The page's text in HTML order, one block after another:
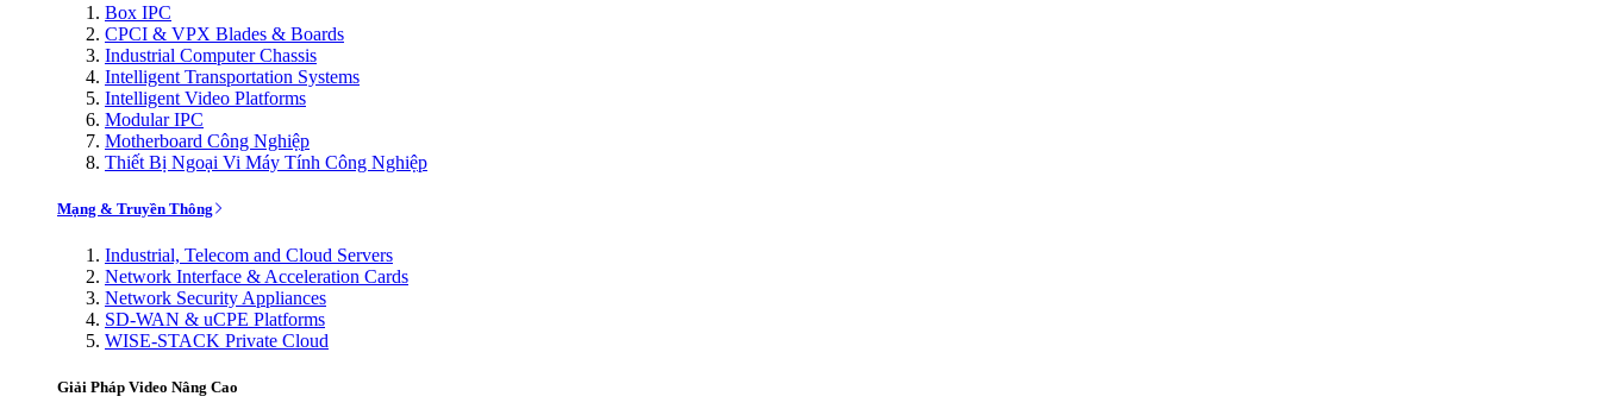
Box IPC
CPCI & VPX Blades & Boards
Industrial Computer Chassis
Intelligent Transportation Systems
Intelligent Video Platforms
Modular IPC
Motherboard Công Nghiệp
Thiết Bị Ngoại Vi Máy Tính Công Nghiệp
Mạng & Truyền Thông
Industrial, Telecom and Cloud Servers
Network Interface & Acceleration Cards
Network Security Appliances
SD-WAN & uCPE Platforms
WISE-STACK Private Cloud
Giải Pháp Video Nâng Cao